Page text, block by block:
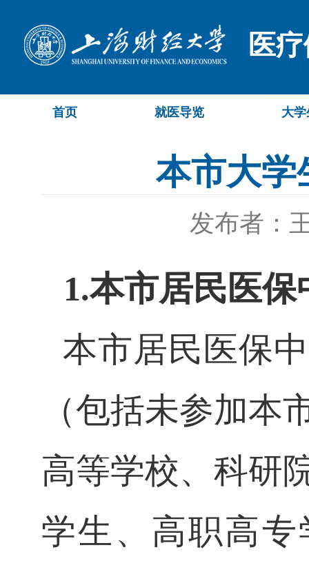
医
首页 就医导览 大
本市大学
发布者：
1.本市居民医
本市居民医保
（包括未参加
高等学校、科研
学生、高职高